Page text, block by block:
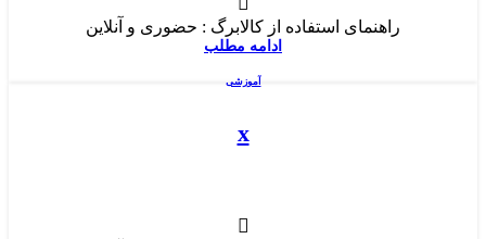
راهنمای استفاده از کالابرگ : حضوری و آنلاین
ادامه مطلب
آموزشی
x